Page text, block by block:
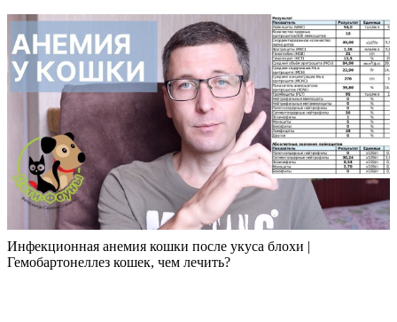
Инфекционная анемия кошки после укуса блохи |
Гемобартонеллез кошек, чем лечить?